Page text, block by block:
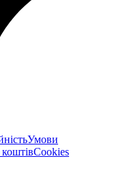
Умови
Cookies